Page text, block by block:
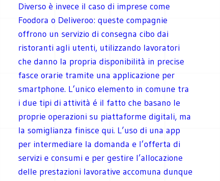
Diverso è invece il caso di imprese come
Foodora o Deliveroo: queste compagnie
offrono un servizio di consegna cibo dai
ristoranti agli utenti, utilizzando lavoratori
che danno la propria disponibilità in precise
fasce orarie tramite una applicazione per
smartphone. L’unico elemento in comune tra
i due tipi di attività é il fatto che basano le
proprie operazioni su piattaforme digitali, ma
la somiglianza finisce qui. L’uso di una app
per intermediare la domanda e l’offerta di
servizi e consumi e per gestire l’allocazione
delle prestazioni lavorative accomuna dunque